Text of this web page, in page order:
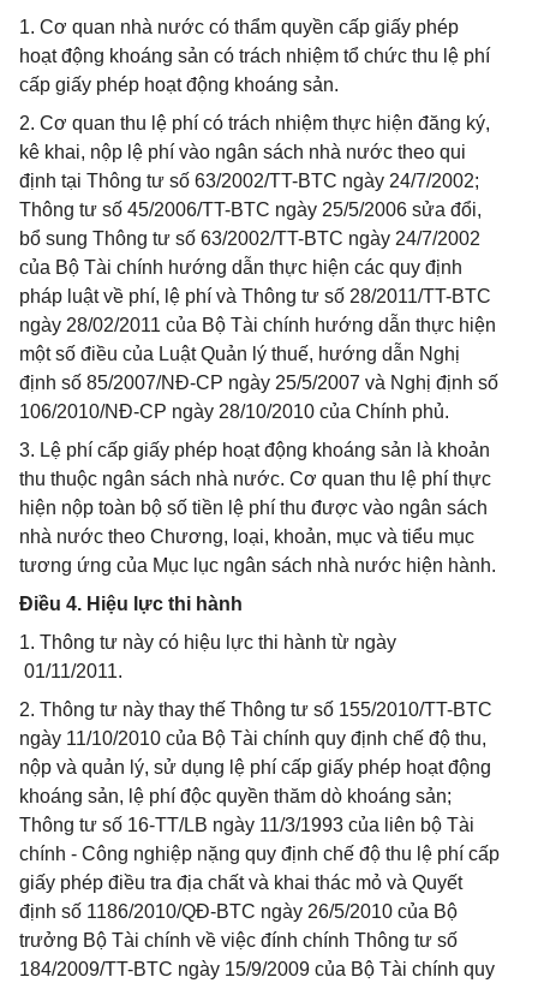
1. Cơ quan nhà nước có thẩm quyền cấp giấy phép
hoạt động khoáng sản có trách nhiệm tổ chức thu lệ phí
cấp giấy phép hoạt động khoáng sản.
2. Cơ quan thu lệ phí có trách nhiệm thực hiện đăng ký,
kê khai, nộp lệ phí vào ngân sách nhà nước theo qui
định tại Thông tư số 63/2002/TT-BTC ngày 24/7/2002;
Thông tư số 45/2006/TT-BTC ngày 25/5/2006 sửa đổi,
bổ sung Thông tư số 63/2002/TT-BTC ngày 24/7/2002
của Bộ Tài chính hướng dẫn thực hiện các quy định
pháp luật về phí, lệ phí và Thông tư số 28/2011/TT-BTC
ngày 28/02/2011 của Bộ Tài chính hướng dẫn thực hiện
một số điều của Luật Quản lý thuế, hướng dẫn Nghị
định số 85/2007/NĐ-CP ngày 25/5/2007 và Nghị định số
106/2010/NĐ-CP ngày 28/10/2010 của Chính phủ.
3. Lệ phí cấp giấy phép hoạt động khoáng sản là khoản
thu thuộc ngân sách nhà nước. Cơ quan thu lệ phí thực
hiện nộp toàn bộ số tiền lệ phí thu được vào ngân sách
nhà nước theo Chương, loại, khoản, mục và tiểu mục
tương ứng của Mục lục ngân sách nhà nước hiện hành.
Điều 4. Hiệu lực thi hành
1. Thông tư này có hiệu lực thi hành từ ngày
01/11/2011.
2. Thông tư này thay thế Thông tư số 155/2010/TT-BTC
ngày 11/10/2010 của Bộ Tài chính quy định chế độ thu,
nộp và quản lý, sử dụng lệ phí cấp giấy phép hoạt động
khoáng sản, lệ phí độc quyền thăm dò khoáng sản;
Thông tư số 16-TT/LB ngày 11/3/1993 của liên bộ Tài
chính - Công nghiệp nặng quy định chế độ thu lệ phí cấp
giấy phép điều tra địa chất và khai thác mỏ và Quyết
định số 1186/2010/QĐ-BTC ngày 26/5/2010 của Bộ
trưởng Bộ Tài chính về việc đính chính Thông tư số
184/2009/TT-BTC ngày 15/9/2009 của Bộ Tài chính quy